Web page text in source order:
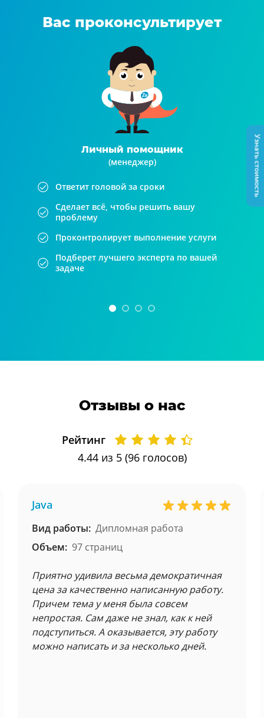
Вас проконсультирует
Личный помощник
(менеджер)
Ответит головой за сроки
Сделает всё, чтобы решить вашу
проблему
Проконтролирует выполнение услуги
Подберет лучшего эксперта по вашей
задаче
Отзывы о нас
Рейтинг
4.44из 5 (96 голосов)
Java
Вид работы: Дипломная работа
Объем: 97 страниц
Приятно удивила весьма демократичная
цена за качественно написанную работу.
Причем тема у меня была совсем
непростая. Сам даже не знал, как к ней
подступиться. А оказывается, эту работу
можно написать и за несколько дней.
Узнать стоимость